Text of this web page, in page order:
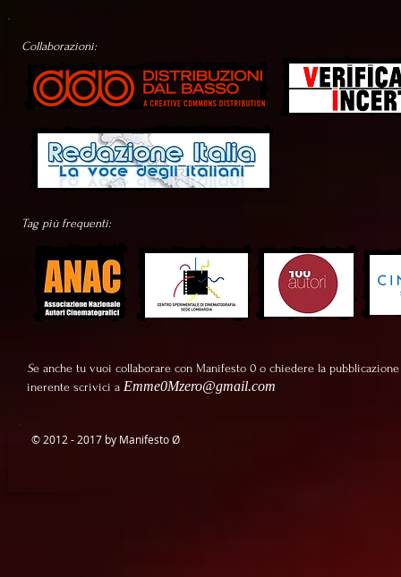
Collaborazioni:
Se anche tu vuoi collaborare con Manifesto 0 o chiedere la
inerente scrivici a Emme0Mzero@gmail.com
Tag più frequenti:
© 2012 - 2017 by ManifestoØ